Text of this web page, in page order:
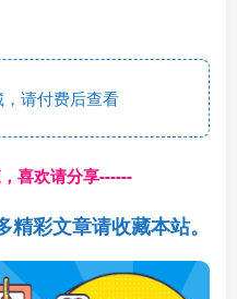
请付费后查看
喜欢请分享------
彩文章请收藏本站。